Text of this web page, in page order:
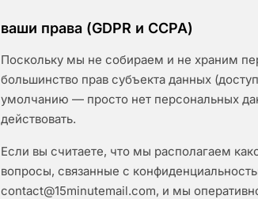
ваши права (GDPR и CCPA)
Поскольку мы не собираем и не храним
большинство прав субъекта данных
умолчанию — просто нет персональных
действовать.
Если вы считаете, что мы располагаем
вопросы, связанные с
contact@15minutemail.com, и мы